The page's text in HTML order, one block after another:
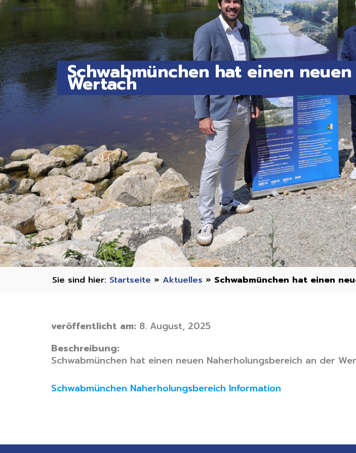
Schwabmünchen hat einen
Wertach
Startseite » Aktuelles » Schwabmünchen hat einen
veröffentlicht am: 8. August, 2025
Beschreibung:
Schwabmünchen hat einen neuen Naherholungsbereich an der
Schwabmünchen Naherholungsbereich Information